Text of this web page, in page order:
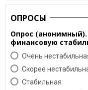
ОПРОСЫ
Опрос
финансовую
Очень
Скорее
Cтабильная